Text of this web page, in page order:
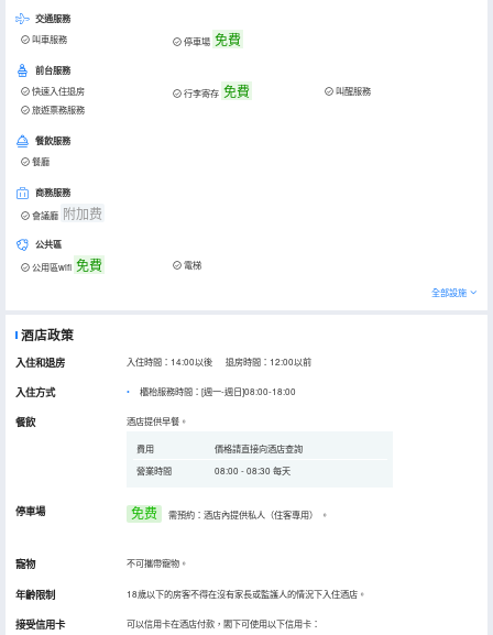
交通服務
叫車服務 停車場 免費
前台服務
快速入住退房 行李寄存 免費
叫醒服務
旅遊票務服務
餐飲服務
餐廳
商務服務
會議廳 附加费
公共區
公用區wifi 免費 電梯
全部設施
酒店政策
入住和退房 入住時間：14:00以後 退房時間：12:00以前
入住方式 櫃枱服務時間：[週一-週日]08:00-18:00
餐飲 酒店提供早餐。
費用
價格請直接向酒店查詢
營業時間
08:00 - 08:30 每天
停車場 免费 需預約：酒店內提供私人（住客專用） 。
寵物 不可攜帶寵物。
年齡限制 18歲以下的房客不得在沒有家長或監護人的情況下入住酒店。
接受信用卡 可以信用卡在酒店付款，閣下可使用以下信用卡：